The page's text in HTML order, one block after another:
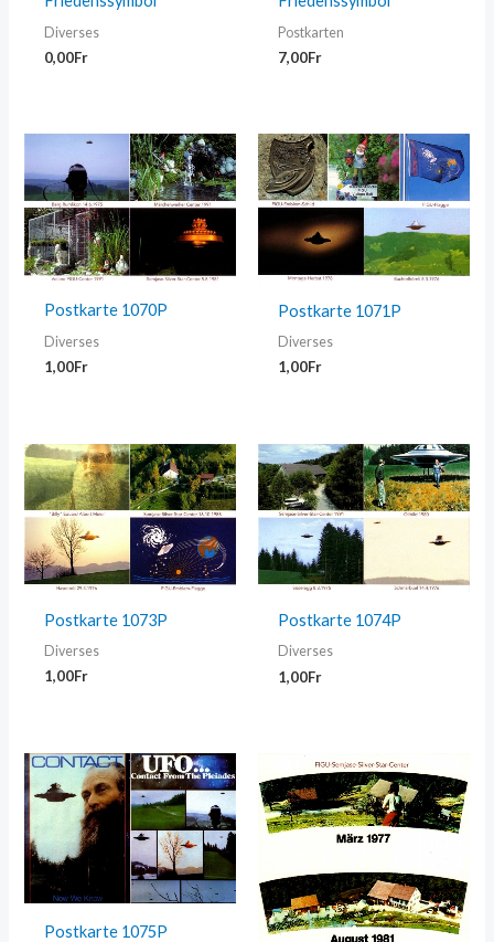
Diverses
0,00Fr
Postkarten
7,00Fr
Postkarte 1070P
Diverses
1,00Fr
Postkarte 1071P
Diverses
1,00Fr
Postkarte 1073P
Diverses
1,00Fr
Postkarte 1074P
Diverses
1,00Fr
Postkarte 1075P